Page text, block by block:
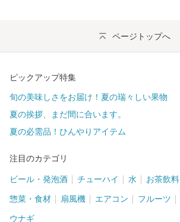
ページトップへ
ピックアップ特集
旬の美味しさをお届け！夏の瑞々しい果物
夏の挨拶、まだ間に合います。
夏の必需品！ひんやりアイテム
注目のカテゴリ
ビール・発泡酒 チューハイ 水 お茶飲料
惣菜・食材 扇風機 エアコン フルーツ
ウナギ